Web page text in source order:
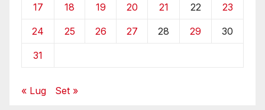
17 18 19 20 21 22 23
24 25 26 27 28 29 30
31
« Lug Set »